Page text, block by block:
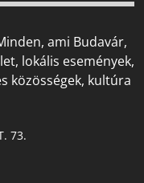
ami Budavár,
lokális események,
közösségek, kultúra
73.